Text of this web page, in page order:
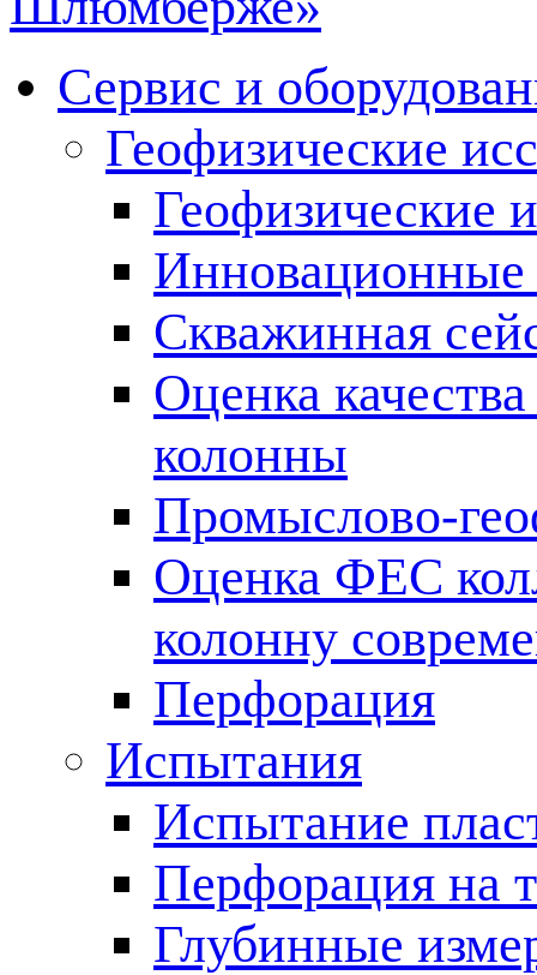
Сервис и
Геофизические
Геофизические
Инновационные
Скважинная
Оценка
колонны
Промыслово-
Оценка ФЕС
колонну
Перфорация
Испытания
Испытание
Перфорация на
Глубинные